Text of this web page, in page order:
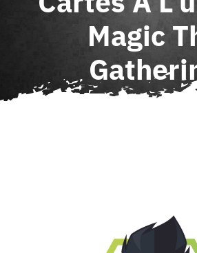
Agenda
Magic